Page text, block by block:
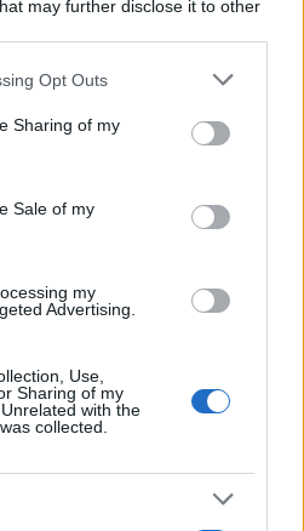
may further disclose it to other
app uses one or more Google
behaviour. You may click to
and its third-party tags to
purposes in below Google
Opt Outs
Sharing of my
Sale of my
my
Advertising.
Use,
Sharing of my
with the
collected.